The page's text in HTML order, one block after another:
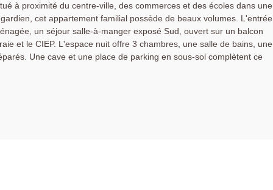
à proximité du centre-ville, des commerces et des écoles dans une
cet appartement familial possède de beaux volumes. L'entrée
un séjour salle-à-manger exposé Sud, ouvert sur un balcon
et le CIEP. L'espace nuit offre 3 chambres, une salle de bains, une
Une cave et une place de parking en sous-sol complètent ce